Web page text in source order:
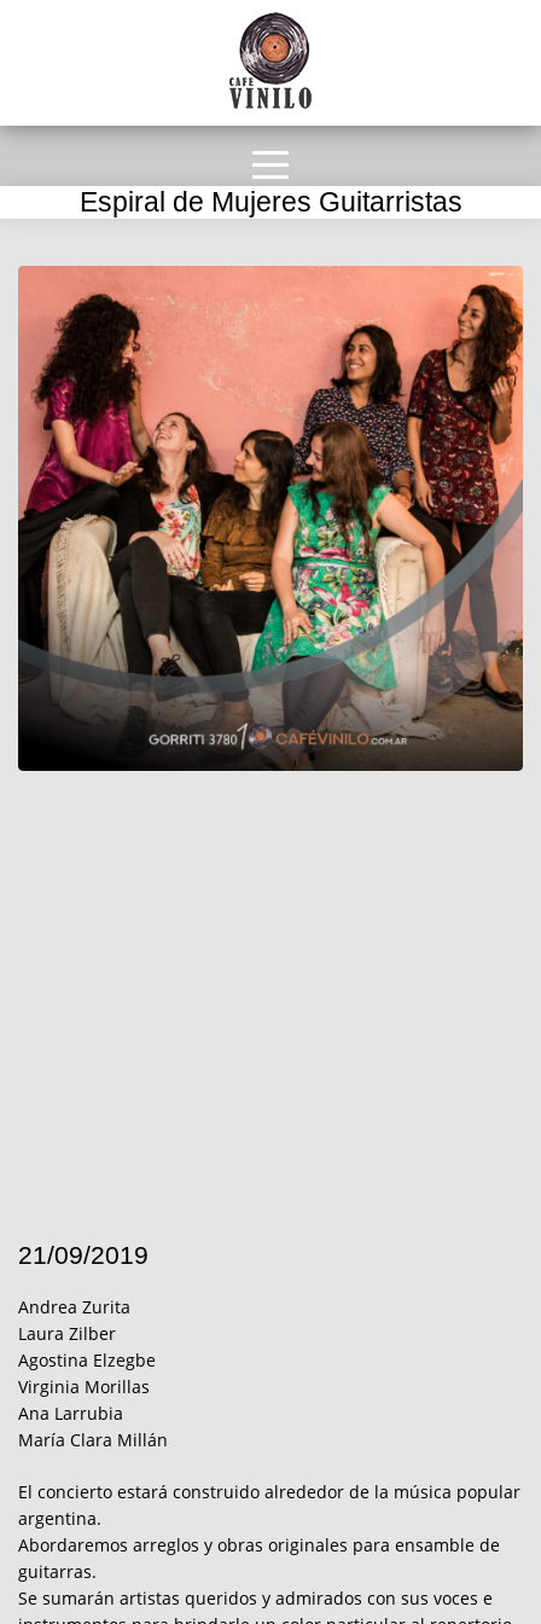
Espiral de Mujeres Guitarristas
21/09/2019
Andrea Zurita
Laura Zilber
Agostina Elzegbe
Virginia Morillas
Ana Larrubia
María Clara Millán
El concierto estará construido alrededor de la música popular
argentina.
Abordaremos arreglos y obras originales para ensamble de
guitarras.
Se sumarán artistas queridos y admirados con sus voces e